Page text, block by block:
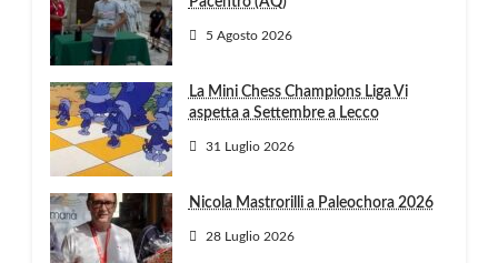
5 Agosto 2026
La Mini Chess Champions Liga Vi
aspetta a Settembre a Lecco
31 Luglio 2026
Nicola Mastrorilli a Paleochora 2026
28 Luglio 2026